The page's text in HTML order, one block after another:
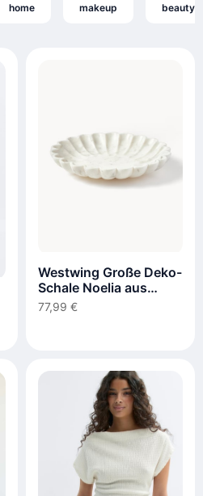
home makeup beauty
Westwing Große Deko-
Schale Noelia aus
Marmor
77,99 €